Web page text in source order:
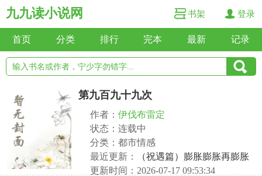
九九读小说网 书架 登录
首页 分类 排行 完本 最新 记录
第九百九十九次
作者： 伊伐布雷定
状态：连载中
分类：都市情感
最近更新：
（祝遇篇）膨胀膨胀再膨胀
更新时间：2026-07-17 09:53:34